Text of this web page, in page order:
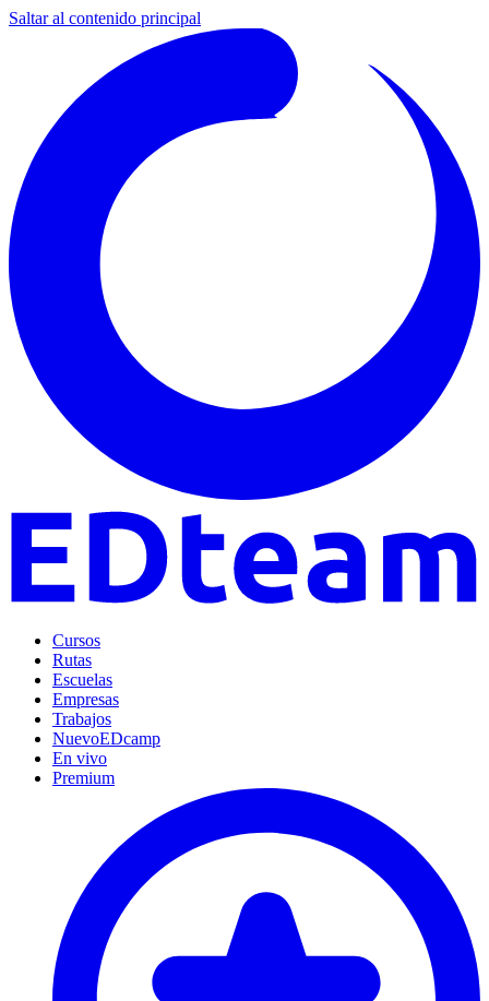
Saltar al contenido principal
Cursos
Rutas
Escuelas
Empresas
Trabajos
NuevoEDcamp
En vivo
Premium